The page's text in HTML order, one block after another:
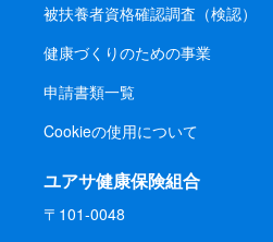
被扶養者資格確認調査（検認）
健康づくりのための事業
申請書類一覧
Cookieの使用について
ユアサ健康保険組合
〒101-0048